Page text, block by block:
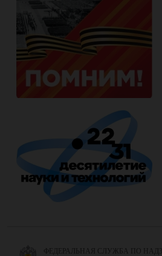
ФЕДЕРАЛЬНАЯ СЛУЖБА ПО